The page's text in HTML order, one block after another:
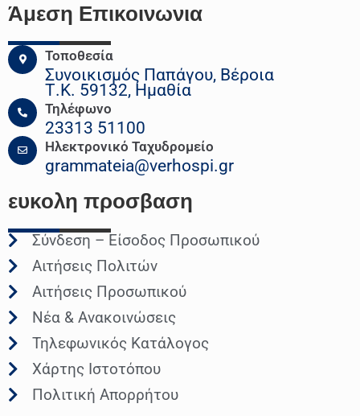
Άμεση Επικοινωνια
Τοποθεσία
Συνοικισμός Παπάγου, Βέροια
Τ.Κ. 59132, Ημαθία
Τηλέφωνο
23313 51100
Ηλεκτρονικό Ταχυδρομείο
grammateia@verhospi.gr
ευκολη προσβαση
Σύνδεση – Είσοδος Προσωπικού
Αιτήσεις Πολιτών
Αιτήσεις Προσωπικού
Νέα & Ανακοινώσεις
Τηλεφωνικός Κατάλογος
Χάρτης Ιστοτόπου
Πολιτική Απορρήτου